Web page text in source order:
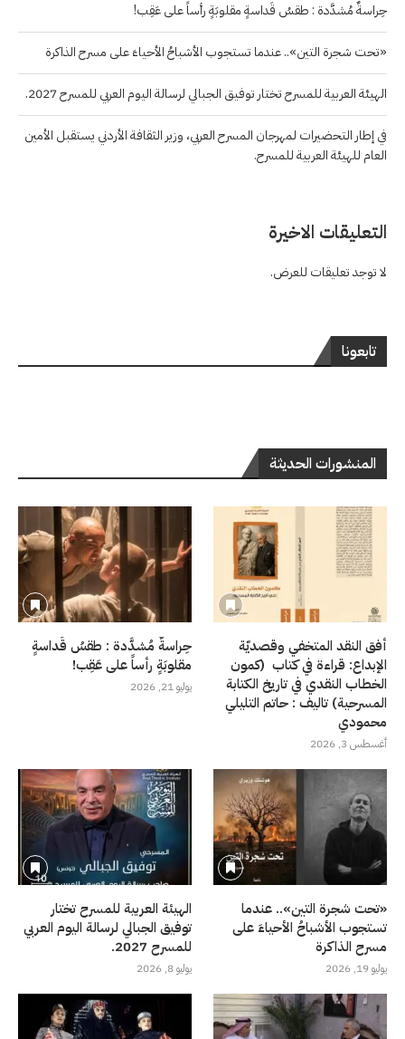
حِراسةٌ مُشدَّدة : طقسُ قَداسةٍ مقلوبَةٍ رأساً على عَقِب!
«تحت شجرة التين».. عندما تستجوب الأشباحُ الأحياءَ على مسرح الذاكرة
الهيئة العربية للمسرح تختار توفيق الجبالي لرسالة اليوم العربي للمسرح 2027.
في إطار التحضيرات لمهرجان المسرح العربي، وزير الثقافة الأردني يستقبل الأمين
العام للهيئة العربية للمسرح.
التعليقات الاخيرة
لا توجد تعليقات للعرض.
تابعونا
المنشورات الحديثة
أفق النقد المتخفي وقصديّة
الإبداع: قراءة في كتاب (كمون
الخطاب النقدي في تاريخ الكتابة
المسرحية) تاليف : حاتم التليلي
محمودي
أغسطس 3, 2026
حِراسةٌ مُشدَّدة : طقسُ قَداسةٍ
مقلوبَةٍ رأساً على عَقِب!
يوليو 21, 2026
«تحت شجرة التين».. عندما
تستجوب الأشباحُ الأحياءَ على
مسرح الذاكرة
يوليو 19, 2026
الهيئة العربية للمسرح تختار
توفيق الجبالي لرسالة اليوم العربي
للمسرح 2027.
يوليو 8, 2026